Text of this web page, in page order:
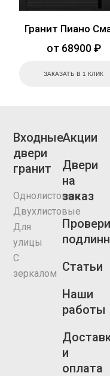
Гранит Пиано
от 68900 ₽
ЗАКАЗАТЬ В 1 КЛИК
Входные
двери
гранит
Однолистовые
Двухлистовые
Для
улицы
С
зеркалом
Акции
Двери
на
заказ
Статьи
Наши
работы
и
оплата